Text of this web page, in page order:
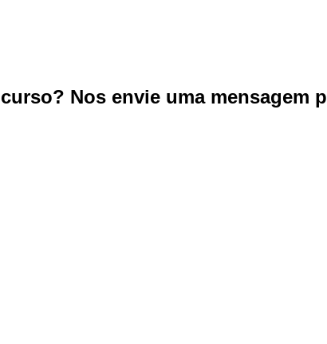
Nos envie uma mensagem